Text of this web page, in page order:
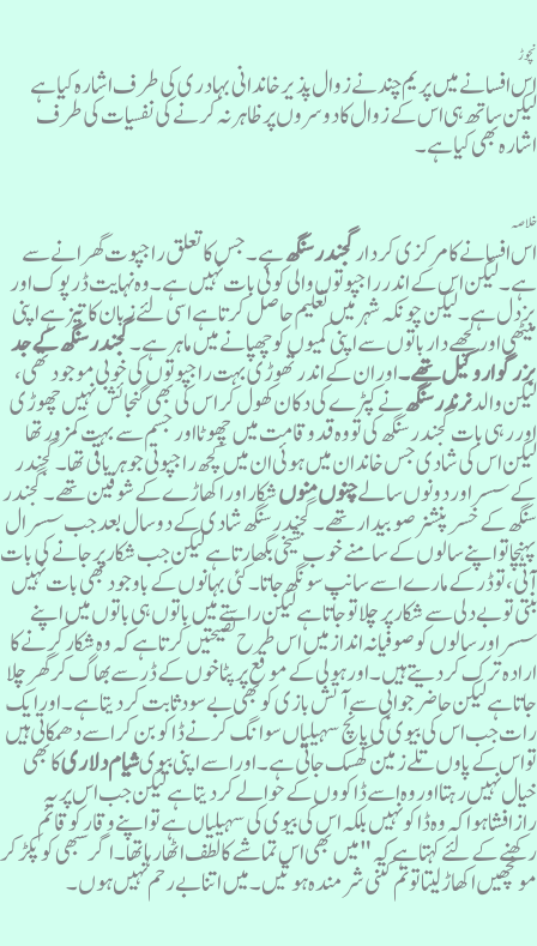
نچوڑ
اس افسانے میں پریم چند نے زوال پذیر خاندانی بہادری کی طرف اشارہ کیا ہے
لیکن ساتھ ہی اس کے زوال کا دوسروں پر ظاہر نہ کرنے کی نفسیات کی طرف
اشارہ بھی کیا ہے۔
خلاصہ
اس افسانے کا مرکزی کردارگجندر سنگھہے۔ جس کا تعلق راجپوت گھرانے سے
ہے۔ لیکن اس کے اندر راجپوتوں والی کوئی بات نہیں ہے۔ وہ نہایت ڈرپوک اور
بزدل ہے۔ لیکن چونکہ شہرمیں تعلیم حاصل کرتا ہے اسی لئے زبان کا تیز ہے اپنی
میٹھی اور لچھےدار باتوں سےاپنی کمیوں کو چھپانے میں ماہر ہے۔گجندر سنگھ کے جد
بزرگواروکیل تھے۔اور ان کے اندر تھوڑی بہت راجپوتوں کی خوبی موجود تھی،
لیکن والدنرندرسنگھنے کپڑے کی دکان کھول کراس کی بھی گنجائش نہیں چھوڑی
اور رہی بات گجندر سنگھ کی تو وہ قد و قامت میں چھوٹا اور جسم سے بہت کمزور تھا
لیکن اس کی شادی جس خاندان میں ہوئی ان میں کچھ راجپوتی جوہر باقی تھا ۔ گجندر
کے سسر اوردونوں سالےچنوں منوںشکاراوراکھاڑے کے شوقین تھے۔ گجندر
سنگھ کے خسر پنشنر صوبیدار تھے۔ گجندر سنگھ شادی کے دو سال بعد جب سسرال
پہنچا تواپنے سالوںکے سامنے خوب شیخی بگھارتا ہے لیکن جب شکار پر جانے کی بات
آتی، تو ڈر کے مارے اسے سانپ سونگھ جاتا ۔ کئی بہانوں کے باوجود بھی بات نہیں
بنتی تو بے دلی سے شکار پرچلا تو جاتا ہے لیکن راستے میں باتوں ہی باتوں میں اپنے
سسر اور سالوں کو صوفیانہ انداز میں اس طرح نصیحتیں کرتا ہے کہ وہ شکار کرنے کا
ارادہ ترک کردیتے ہیں۔ اور ہولی کے موقع پر پٹاخوں کے ڈر سے بھاگ کر گھر چلا
جاتا ہے لیکن حاضر جوابی سے آتش بازی کو بھی بےسود ثابت کردیتا ہے۔ اورایک
رات جب اس کی بیوی کی پانچ سہیلیاں سوانگ کرنے ڈاکو بن کر اسے دھمکاتی ہیں
تواس کے پاوں تلے زمین کھسک جاتی ہے۔ اوراسے اپنی بیویشیام دلاریکا بھی
خیال نہیں رہتا اور وہ اسے ڈاکووں کے حوالے کردیتا ہے لیکن جب اس پر یہ
رازافشا ہوا کہ وہ ڈاکو نہیں بلکہ اس کی بیوی کی سہیلیاں ہے تو اپنے وقار کو قائم
رکھنے کے لئے کہتا ہے کہ "میں بھی اس تماشے کا لطف اٹھا رہا تھا ۔ اگر سبھی کو پکڑکر
مونچھیں اکھاڑلیتا تو تم کتنی شرمندہ ہوتیں۔ میں اتنا بے رحم نہیں ہوں ۔